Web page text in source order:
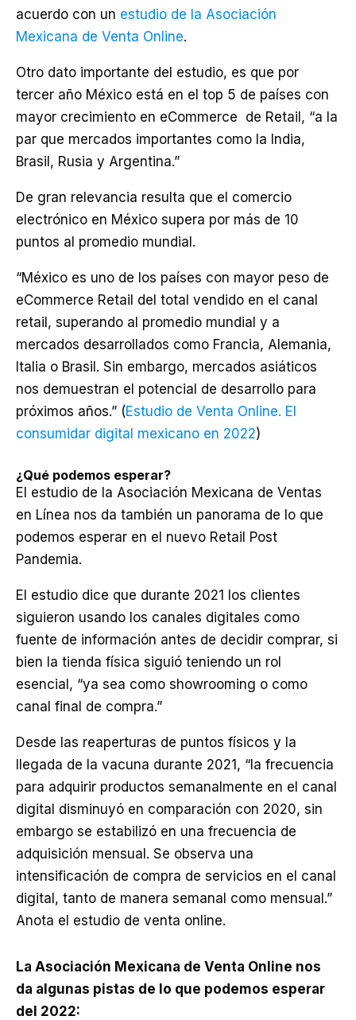
acuerdo con un estudio de la Asociación
Mexicana de Venta Online.
Otro dato importante del estudio, es que por
tercer año México está en el top 5 de países con
mayor crecimiento en eCommerce de Retail, “a la
par que mercados importantes como la India,
Brasil, Rusia y Argentina.”
De gran relevancia resulta que el comercio
electrónico en México supera por más de 10
puntos al promedio mundial.
“México es uno de los países con mayor peso de
eCommerce Retail del total vendido en el canal
retail, superando al promedio mundial y a
mercados desarrollados como Francia, Alemania,
Italia o Brasil. Sin embargo, mercados asiáticos
nos demuestran el potencial de desarrollo para
próximos años.” (Estudio de Venta Online. El
consumidar digital mexicano en 2022)
¿Qué podemos esperar?
El estudio de la Asociación Mexicana de Ventas
en Línea nos da también un panorama de lo que
podemos esperar en el nuevo Retail Post
Pandemia.
El estudio dice que durante 2021 los clientes
siguieron usando los canales digitales como
fuente de información antes de decidir comprar, si
bien la tienda física siguió teniendo un rol
esencial, “ya sea como showrooming o como
canal final de compra.”
Desde las reaperturas de puntos físicos y la
llegada de la vacuna durante 2021, “la frecuencia
para adquirir productos semanalmente en el canal
digital disminuyó en comparación con 2020, sin
embargo se estabilizó en una frecuencia de
adquisición mensual. Se observa una
intensificación de compra de servicios en el canal
digital, tanto de manera semanal como mensual.”
Anota el estudio de venta online.
La Asociación Mexicana de Venta Online nos
da algunas pistas de lo que podemos esperar
del 2022: